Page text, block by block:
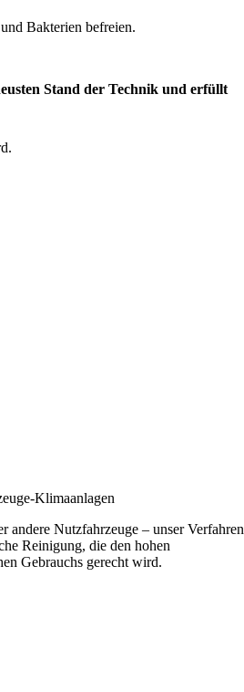
Bakterien befreien.
Stand der Technik und erfüllt
Klimaanlagen
andere Nutzfahrzeuge – unser Verfahren
Reinigung, die den hohen
Gebrauchs gerecht wird.